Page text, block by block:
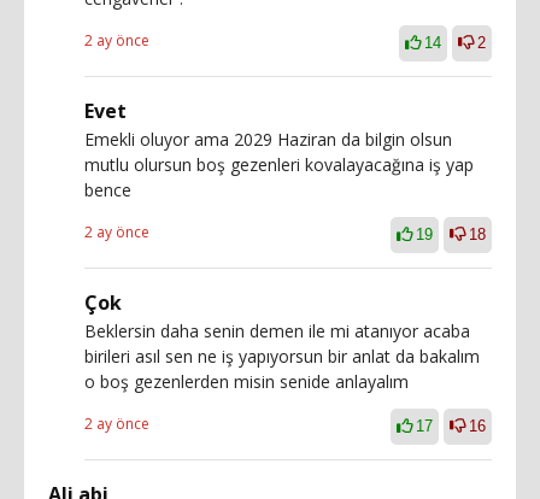
2 ay önce 14 2
Evet
Emekli oluyor ama 2029 Haziran da bilgin olsun
mutlu olursun boş gezenleri kovalayacağına iş yap
bence
2 ay önce 19 18
Çok
Beklersin daha senin demen ile mi atanıyor acaba
birileri asıl sen ne iş yapıyorsun bir anlat da bakalım
o boş gezenlerden misin senide anlayalım
2 ay önce 17 16